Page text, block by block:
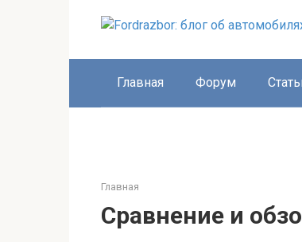
Главная Форум
Главная
Сравнение и